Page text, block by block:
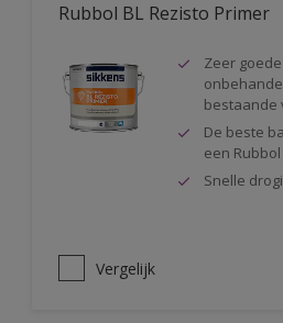
Rubbol BL Rezisto Primer
Zeer
bestaande
De beste
een
Snelle
Vergelijk